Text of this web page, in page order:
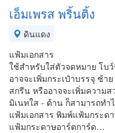
เอ็มเพรส พริ้นติ้ง
ดินแดง
แฟ้มเอกสาร
ใช้สำหรับใส่ตัวจดหมาย โบ
อาจจะเพิ่มกระเป๋าบรรจุ ซ้
สกรีน หรืออาจจะเพิ่มความส
มิเนทใส - ด้าน ก็สามารถทำ
แฟ้มเอกสาร พิมพ์แฟ้มกระ
แฟ้มกระดาษอาร์ตการ์ด…